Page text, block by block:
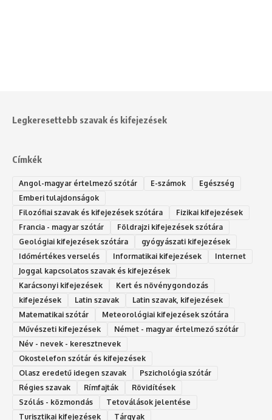
Legkeresettebb szavak és kifejezések
Címkék
Angol-magyar értelmező szótár E-számok
Egészség
Emberi tulajdonságok
Filozófiai szavak és kifejezések szótára
Fizikai kifejezések
Francia - magyar szótár
Földrajzi kifejezések szótára
Geológiai kifejezések szótára
gyógyászati kifejezések
Időmértékes verselés
Informatikai kifejezések
Internet
Joggal kapcsolatos szavak és kifejezések
Karácsonyi kifejezések
Kert és növénygondozás
kifejezések
Latin szavak
Latin szavak, kifejezések
Matematikai szótár
Meteorológiai kifejezések szótára
Művészeti kifejezések
Német - magyar értelmező szótár
Név - nevek - keresztnevek
Okostelefon szótár és kifejezések
Olasz eredetű idegen szavak
Ps‮gólohciz‬ia s‮átóz‬r
Régies szavak
Rímfajták
Rövidítések
Szólás - közmondás
Tetoválások jelentése
Turisztikai kifejezések
Tárgyak